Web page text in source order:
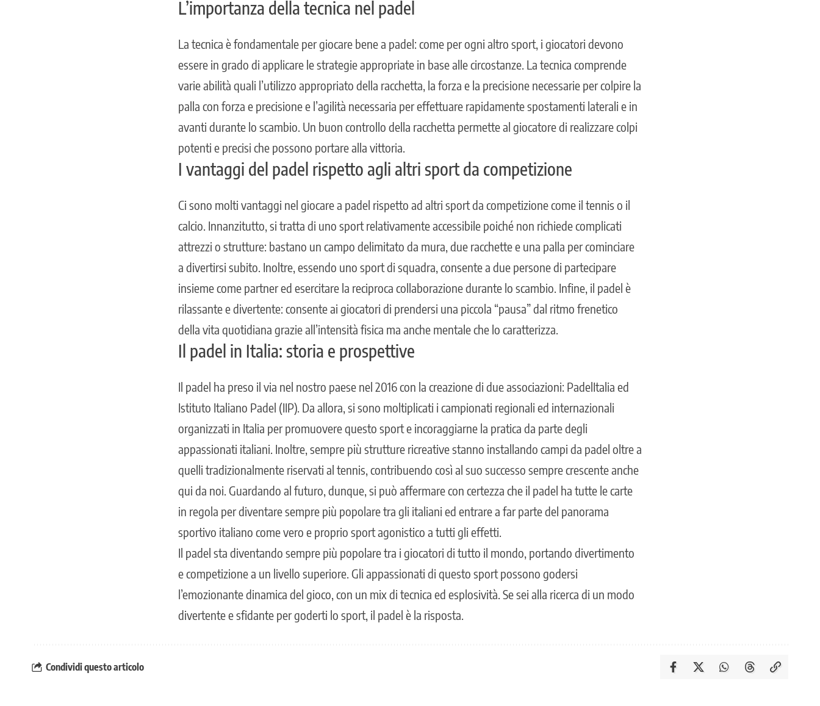
L’importanza della tecnica nel padel
La tecnica è fondamentale per giocare bene a padel: come per ogni altro sport, i giocatori devono
essere in grado di applicare le strategie appropriate in base alle circostanze. La tecnica comprende
varie abilità quali l’utilizzo appropriato della racchetta, la forza e la precisione necessarie per colpire la
palla con forza e precisione e l’agilità necessaria per effettuare rapidamente spostamenti laterali e in
avanti durante lo scambio. Un buon controllo della racchetta permette al giocatore di realizzare colpi
potenti e precisi che possono portare alla vittoria.
I vantaggi del padel rispetto agli altri sport da competizione
Ci sono molti vantaggi nel giocare a padel rispetto ad altri sport da competizione come il tennis o il
calcio. Innanzitutto, si tratta di uno sport relativamente accessibile poiché non richiede complicati
attrezzi o strutture: bastano un campo delimitato da mura, due racchette e una palla per cominciare
a divertirsi subito. Inoltre, essendo uno sport di squadra, consente a due persone di partecipare
insieme come partner ed esercitare la reciproca collaborazione durante lo scambio. Infine, il padel è
rilassante e divertente: consente ai giocatori di prendersi una piccola “pausa” dal ritmo frenetico
della vita quotidiana grazie all’intensità fisica ma anche mentale che lo caratterizza.
Il padel in Italia: storia e prospettive
Il padel ha preso il via nel nostro paese nel 2016 con la creazione di due associazioni: PadelItalia ed
Istituto Italiano Padel (IIP). Da allora, si sono moltiplicati i campionati regionali ed internazionali
organizzati in Italia per promuovere questo sport e incoraggiarne la pratica da parte degli
appassionati italiani. Inoltre, sempre più strutture ricreative stanno installando campi da padel oltrea
quelli tradizionalmente riservati al tennis, contribuendo così al suo successo sempre crescente anche
qui da noi. Guardando al futuro, dunque, si può affermare con certezza che il padel ha tutte le carte
in regola per diventaresempre più popolare tra gli italiani ed entrare a far parte del panorama
sportivo italiano come vero e proprio sport agonistico a tutti gli effetti.
Il padel sta diventando sempre più popolare tra i giocatori di tutto il mondo, portando divertimento
e competizione a un livello superiore. Gli appassionati di questo sport possono godersi
l’emozionante dinamica del gioco, con un mix di tecnica ed esplosività. Se sei alla ricerca di un modo
divertente e sfidante per goderti lo sport, il padel è la risposta.
Condividi questo articolo